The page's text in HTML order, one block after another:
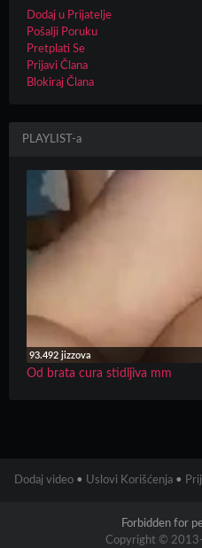
Dodaj u Prijatelje
Pošalji Poruku
Pretplati Se
Prijavi Člana
Blokiraj Člana
PLAYLIST-a
93.492 jizzova
Od brata cura stidljiva mm
Dodaj video • Uslovi Korišćenja •
Forbidden for
Copyright ©